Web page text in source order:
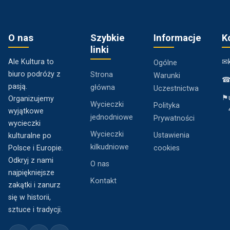
O nas
Ale Kultura to
biuro podróży z
pasją.
Organizujemy
wyjątkowe
wycieczki
kulturalne po
Polsce i Europie.
Odkryj z nami
najpiękniejsze
zakątki i zanurz
się w historii,
sztuce i tradycji.
Szybkie
linki
Strona
główna
Wycieczki
jednodniowe
Wycieczki
kilkudniowe
O nas
Kontakt
Informacje
Ogólne
Warunki
Uczestnictwa
Polityka
Prywatności
Ustawienia
cookies
✉
☎
⚑